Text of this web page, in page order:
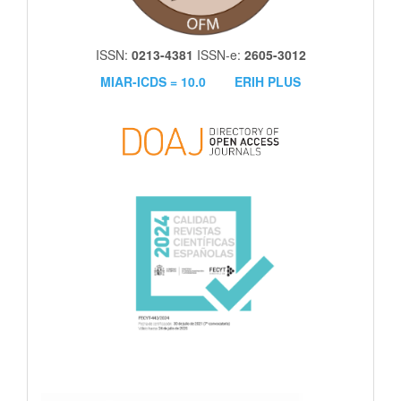
ISSN: 0213-4381 ISSN-e: 2605-3012
MIAR-ICDS = 10.0
ERIH PLUS